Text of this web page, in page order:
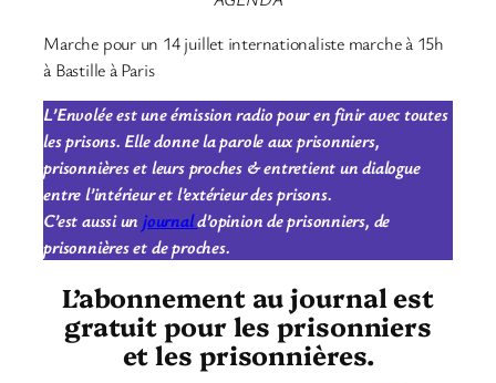
Marche pour un 14 juillet internationaliste marche à 15h
à Bastille à Paris
L’Envolée est une émission radio pour en finir avec toutes
les prisons. Elle donne la parole aux prisonniers,
prisonnières et leurs proches & entretient un dialogue
entre l’intérieur et l’extérieur des prisons.
C’est aussi unjournald’opinion de prisonniers, de
prisonnières et de proches.
L’abonnement au journal est
gratuit pour les prisonniers
et les prisonnières.